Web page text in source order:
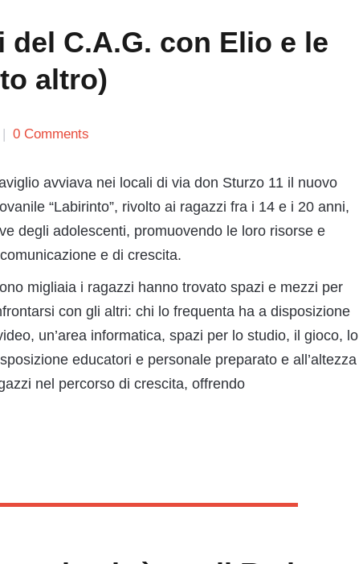
del C.A.G. con Elio e le
altro)
0 Comments
avviava nei locali di via don Sturzo 11 il nuovo
“Labirinto”, rivolto ai ragazzi fra i 14 e i 20 anni,
degli adolescenti, promuovendo le loro risorse e
e di crescita.
migliaia i ragazzi hanno trovato spazi e mezzi per
con gli altri: chi lo frequenta ha a disposizione
un’area informatica, spazi per lo studio, il gioco, lo
educatori e personale preparato e all’altezza
nel percorso di crescita, offrendo